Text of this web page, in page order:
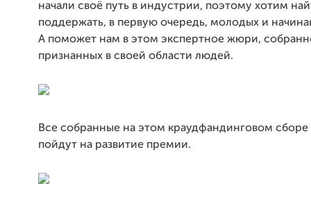
начали своё путь в индустрии, поэтому хотим
поддержать, в первую очередь, молодых и
А поможет нам в этом экспертное жюри,
признанных в своей области людей.
Все собранные на этом краудфандинговом сборе
пойдут на развитие премии.